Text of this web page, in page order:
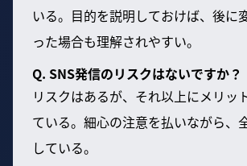
いる。目的を説明しておけば、後に
った場合も理解されやすい。
Q. SNS発信のリスクはないですか？
リスクはあるが、それ以上にメリッ
ている。細心の注意を払いながら、
している。